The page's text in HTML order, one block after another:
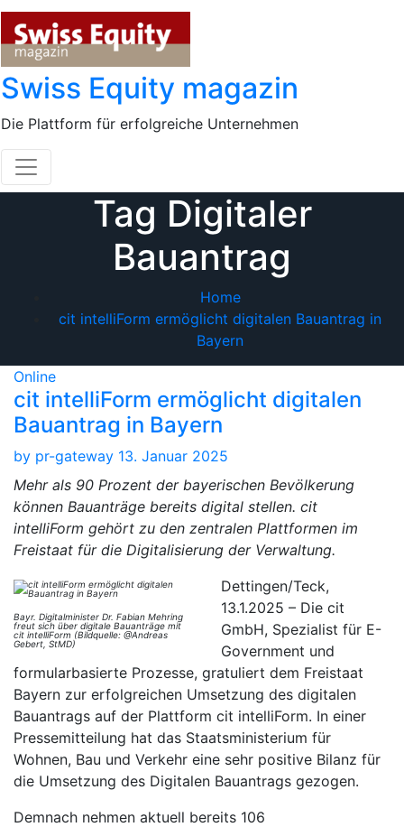
Skip
content
Swiss Equity magazin
Die Plattform für erfolgreiche Unternehmen
Tag Digitaler
Bauantrag
Home
cit intelliForm ermöglicht digitalen Bauantrag in
Bayern
Online
cit intelliForm ermöglicht digitalen
Bauantrag in Bayern
by pr-gateway 13. Januar 2025
Mehr als 90 Prozent der bayerischen Bevölkerung
können Bauanträge bereits digital stellen. cit
intelliForm gehört zu den zentralen Plattformen im
Freistaat für die Digitalisierung der Verwaltung.
Bayr. Digitalminister Dr. Fabian Mehring
freut sich über digitale Bauanträge mit
cit intelliForm (Bildquelle: @Andreas
Gebert, StMD)
Dettingen/Teck,
13.1.2025 – Die cit
GmbH, Spezialist für E-
Government und
formularbasierte Prozesse, gratuliert dem Freistaat
Bayern zur erfolgreichen Umsetzung des digitalen
Bauantrags auf der Plattform cit intelliForm. In einer
Pressemitteilung hat das Staatsministerium für
Wohnen, Bau und Verkehr eine sehr positive Bilanz für
die Umsetzung des Digitalen Bauantrags gezogen.
Demnach nehmen aktuell bereits 106